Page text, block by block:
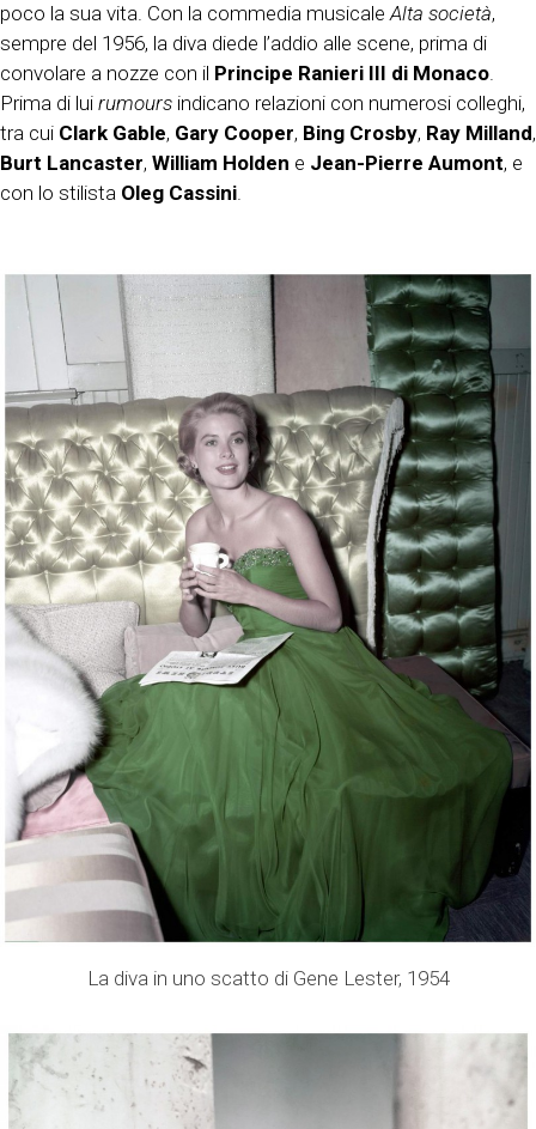
poco la sua vita. Con la commedia musicaleAlta società,
sempre del 1956, la diva diede l’addio alle scene, prima di
convolare a nozze con il Principe Ranieri III di Monaco.
Prima di lui rumours indicano relazioni con numerosi colleghi,
tra cui Clark Gable, Gary Cooper, Bing Crosby, Ray Milland,
Burt Lancaster, William Holden e Jean-Pierre Aumont, e
con lo stilista Oleg Cassini.
La diva in uno scatto di Gene Lester, 1954